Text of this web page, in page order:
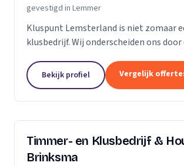
gevestigd in Lemmer
Kluspunt Lemsterland is niet zomaar
klusbedrijf. Wij onderscheiden ons door
kluswerkzaamheden tot specialistisch
spuitwerk....
Bekijk profiel Vergelijk
Timmer- en Klusbedrijf &
Brinksma